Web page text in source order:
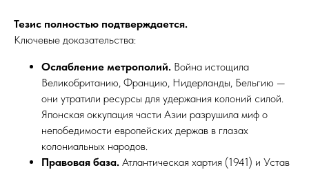
Тезис полностью подтверждается.
Ключевые доказательства:
Ослабление метрополий. Война истощила
Великобританию, Францию, Нидерланды, Бельгию —
они утратили ресурсы для удержания колоний силой.
Японская оккупация части Азии разрушила миф о
непобедимости европейских держав в глазах
колониальных народов.​
Правовая база. Атлантическая хартия (1941) и Устав